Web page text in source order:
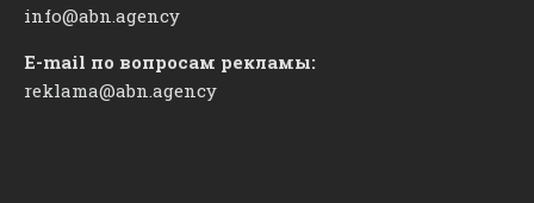
info@abn.agency
E-mail по вопросам рекламы:
reklama@abn.agency